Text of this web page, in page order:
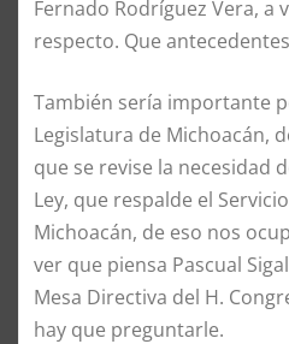
Fernado Rodríguez Vera, a
respecto. Que
También sería importante
Legislatura de Michoacán,
que se revise la necesidad
Ley, que respalde el
Michoacán, de eso nos
ver que piensa Pascual
Mesa Directiva del H.
hay que preguntarle.